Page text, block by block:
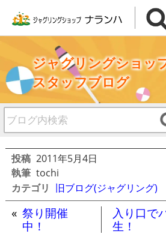
ジャグリングショッ
スタッフブログ
投稿 2011年5月4日
執筆 tochi
カテゴリ 旧ブログ(ジャグリング)
« 祭り開催
中！
入り口で
生！